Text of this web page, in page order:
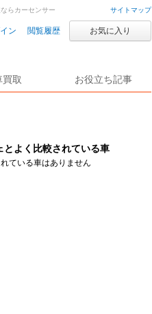
サイトマップ
ン 閲覧履歴 お気に入り
買取 お役立ち記事
らカーセンサー
とよく比較されている車
ている車はありません